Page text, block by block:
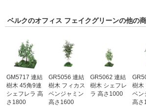
ベルクのオフィス フェイクグリーンの他の
GM5717 連結
樹木 45角9連
シェフレラ 高
さ1800
GR5056 連結
樹木 フィカス
ベンジャミン
高さ1600
GR5062 連結
樹木 シェフレ
ラ 高さ1000
樹木
ベン
高さ